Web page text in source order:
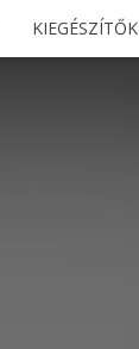
KIEGÉSZÍTŐK